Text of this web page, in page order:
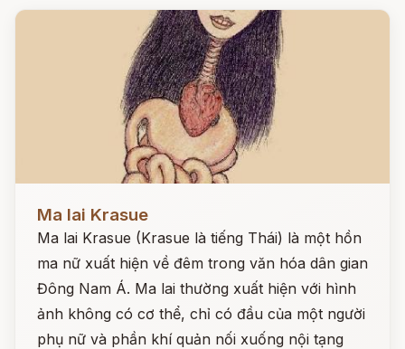
Ma lai Krasue
Ma lai Krasue (Krasue là tiếng Thái) là một hồn
ma nữ xuất hiện về đêm trong văn hóa dân gian
Đông Nam Á. Ma lai thường xuất hiện với hình
ảnh không có cơ thể, chỉ có đầu của một người
phụ nữ và phần khí quản nối xuống nội tạng